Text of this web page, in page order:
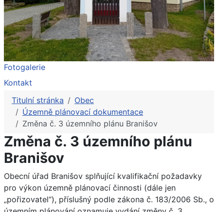
Fotogalerie
Kontakt
Titulní stránka
Obec
Územně plánovací dokumentace
Změna č. 3 územního plánu Branišov
Změna č. 3 územního plánu
Branišov
Obecní úřad Branišov splňující kvalifikační požadavky
pro výkon územně plánovací činnosti (dále jen
„pořizovatel“), příslušný podle zákona č. 183/2006 Sb., o